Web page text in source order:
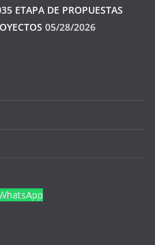
ETAPA DE PROPUESTAS
05/28/2026